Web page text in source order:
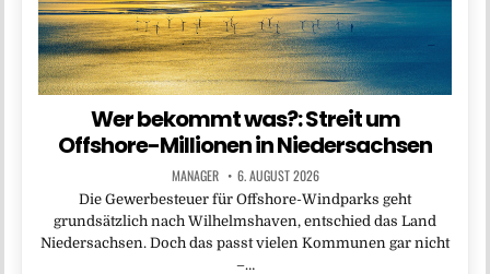
Wer bekommt was?: Streit um
Offshore-Millionen in Niedersachsen
MANAGER 6. AUGUST 2026
Die Gewerbesteuer für Offshore-Windparks geht
grundsätzlich nach Wilhelmshaven, entschied das Land
Niedersachsen. Doch das passt vielen Kommunen gar nicht
–…